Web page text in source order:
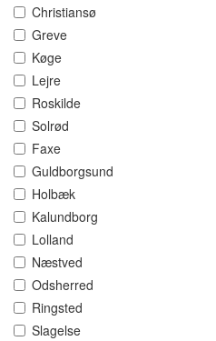
Christiansø
Greve
Køge
Lejre
Roskilde
Solrød
Faxe
Guldborgsund
Holbæk
Kalundborg
Lolland
Næstved
Odsherred
Ringsted
Slagelse